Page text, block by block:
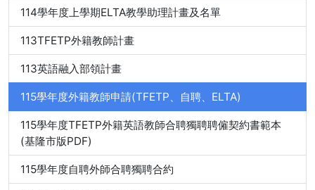
114學年度上學期ELTA教學助理計畫及名單
113TFETP外籍教師計畫
113英語融入部領計畫
115學年度外籍教師申請(TFETP、自聘、ELTA)
115學年度TFETP外籍英語教師合聘獨聘聘僱契約書範本
(基隆市版PDF)
115學年度自聘外師合聘獨聘合約